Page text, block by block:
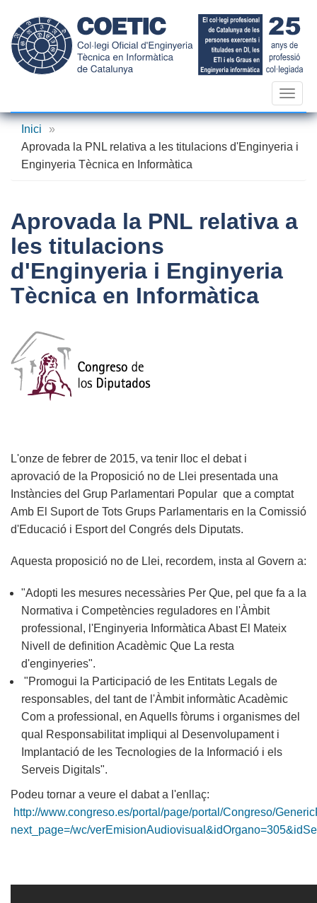
contingut
Inici
»
Aprovada la PNL relativa a les titulacions d'Enginyeria i
Enginyeria Tècnica en Informàtica
Aprovada la PNL relativa a
les titulacions
d'Enginyeria i Enginyeria
Tècnica en Informàtica
L'onze de febrer de 2015, va tenir lloc el debat i
aprovació de la Proposició no de Llei presentada una
Instàncies del Grup Parlamentari Popular que a comptat
Amb El Suport de Tots Grups Parlamentaris en la Comissió
d'Educació i Esport del Congrés dels Diputats.
Aquesta proposició no de Llei, recordem, insta al Govern a:
"Adopti les mesures necessàries Per Que, pel que fa a la
Normativa i Competències reguladores en l'Àmbit
professional, l'Enginyeria Informàtica Abast El Mateix
Nivell de definition Acadèmic Que La resta
d'enginyeries".
"Promogui la Participació de les Entitats Legals de
responsables, del tant de l'Àmbit informàtic Acadèmic
Com a professional, en Aquells fòrums i organismes del
qual Responsabilitat impliqui al Desenvolupament i
Implantació de les Tecnologies de la Informació i els
Serveis Digitals".
Podeu tornar a veure el dabat a l'enllaç:
http://www.congreso.es/portal/page/portal/Congreso/
next_page=/wc/